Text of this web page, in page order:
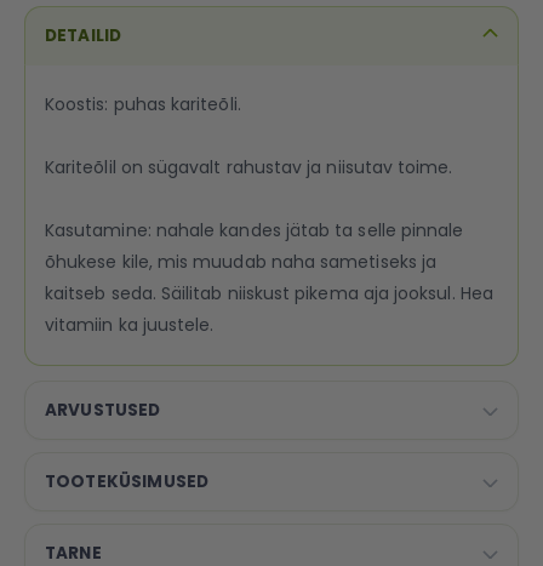
DETAILID
ARVUSTUSED
TOOTEKÜSIMUSED
TARNE
Koostis: puhas kariteõli.
Kariteõlil on sügavalt rahustav ja niisutav toime.
Kasutamine: nahale kandes jätab ta selle pinnale
õhukese kile, mis muudab naha sametiseks ja
kaitseb seda. Säilitab niiskust pikema aja jooksul. Hea
vitamiin ka juustele.